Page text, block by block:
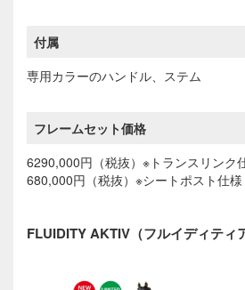
付属
専用カラーのハンドル、ステム
フレームセット価格
6290,000円（税抜）※トランスリンク
680,000円（税抜）※シートポスト仕様
FLUIDITY AKTIV（フルイディティ